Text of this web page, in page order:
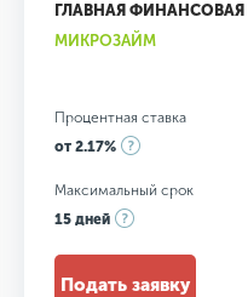
ГЛАВНАЯ
МИКРОЗАЙМ
Процентная ставка
от 2.17%
Максимальный срок
15 дней
Подать заявку